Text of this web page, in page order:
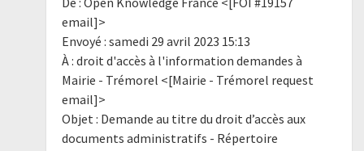
email]>
Envoyé : samedi 29 avril 2023 15:13
À : droit d'accès à l'information demandes à
Mairie - Trémorel <[Mairie - Trémorel request
email]>
Objet : Demande au titre du droit d’accès aux
documents administratifs - Répertoire